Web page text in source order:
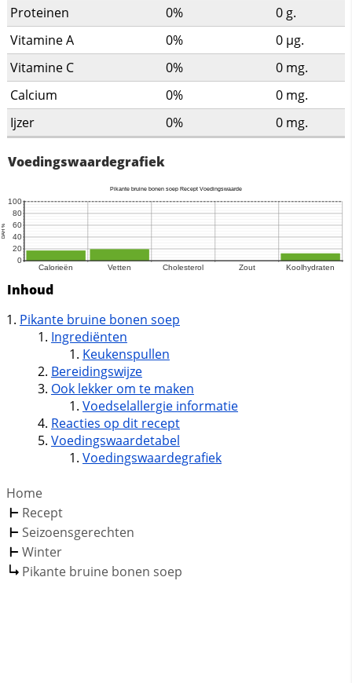
Proteinen 0% 0 g.
Vitamine A
0% 0 µg.
Vitamine C
0% 0 mg.
Calcium
0% 0 mg.
Ijzer
0% 0 mg.
Voedingswaardegrafiek
Inhoud
Pikante bruine bonen soep
Ingrediënten
Keukenspullen
Bereidingswijze
Ook lekker om te maken
Voedselallergie informatie
Reacties op dit recept
Voedingswaardetabel
Voedingswaardegrafiek
Home
Recept
Seizoensgerechten
Winter
Pikante bruine bonen soep